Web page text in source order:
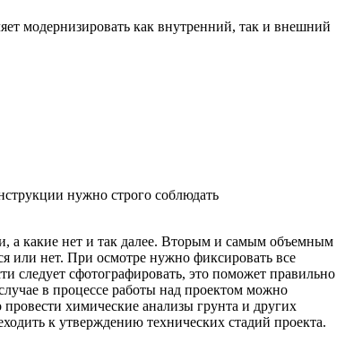
модернизировать как внутренний, так и внешний
нужно строго соблюдать
а какие нет и так далее. Вторым и самым объемным
или нет. При осмотре нужно фиксировать все
следует сфотографировать, это поможет правильно
в процессе работы над проектом можно
химические анализы грунта и других
к утверждению технических стадий проекта.